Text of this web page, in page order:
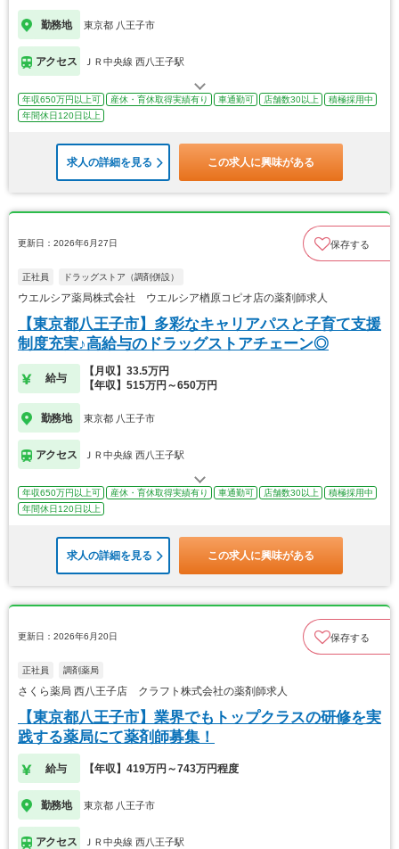
勤務地 東京都 八王子市
アクセス ＪＲ中央線 西八王子駅
年収650万円以上可 産休・育休取得実績有り 車通勤可 店舗数30以上
積極採用中
年間休日120日以上
求人の詳細を見る この求人に興味がある
更新日：2026年6月27日 保存する
正社員 ドラッグストア（調剤併設）
ウエルシア薬局株式会社 ウエルシア楢原コピオ店の薬剤師求人
【東京都八王子市】多彩なキャリアパスと子育て支援
制度充実♪高給与のドラッグストアチェーン◎
給与
【月収】33.5万円
【年収】515万円～650万円
勤務地 東京都 八王子市
アクセス ＪＲ中央線 西八王子駅
年収650万円以上可 産休・育休取得実績有り 車通勤可 店舗数30以上
積極採用中
年間休日120日以上
求人の詳細を見る この求人に興味がある
更新日：2026年6月20日 保存する
正社員 調剤薬局
さくら薬局 西八王子店 クラフト株式会社の薬剤師求人
【東京都八王子市】業界でもトップクラスの研修を実
践する薬局にて薬剤師募集！
給与 【年収】419万円～743万円程度
勤務地 東京都 八王子市
アクセス ＪＲ中央線 西八王子駅